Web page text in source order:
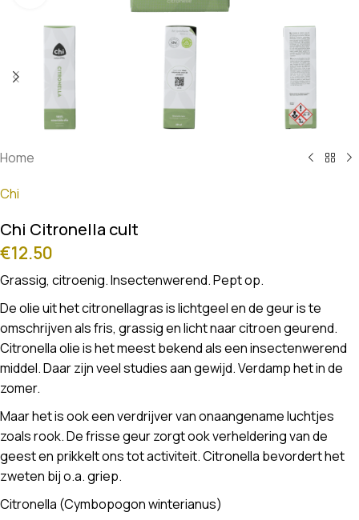
Home
Chi
Chi Citronella cult
€12.50
Grassig, citroenig. Insectenwerend. Pept op.
De olie uit het citronellagras is lichtgeel en de geur is te
omschrijven als fris, grassig en licht naar citroen geurend.
Citronella olie is het meest bekend als een insectenwerend
middel. Daar zijn veel studies aan gewijd. Verdamp het in de
zomer.
Maar het is ook een verdrijver van onaangename luchtjes
zoals rook. De frisse geur zorgt ook verheldering van de
geest en prikkelt ons tot activiteit. Citronella bevordert het
zweten bij o.a. griep.
Citronella (Cymbopogon winterianus)